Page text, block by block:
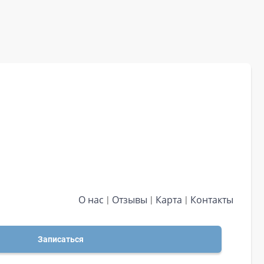
О нас Отзывы Карта Контакты
Записаться